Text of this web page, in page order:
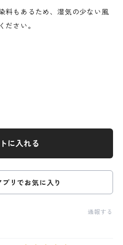
料もあるため、湿気の少ない風
ださい。
に入れる
プリでお気に入り
通報する